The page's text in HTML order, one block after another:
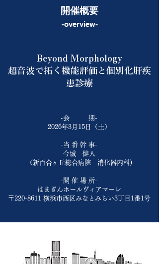
開催概要
-overview-
Beyond Morphology
超音波で拓く機能評価と個別化肝疾
患診療
-会 期-
2026年3月15日（土）
-当 番 幹 事-
今城 健人
（新百合ヶ丘総合病院 消化器内科)
-開 催 場 所-
はまぎんホールヴィアマーレ
〒220-8611 横浜市西区みなとみらい3丁目1番1号